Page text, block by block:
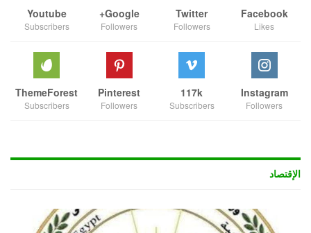
Facebook
Likes
Twitter
Followers
Google+
Followers
Youtube
Subscribers
Instagram
Followers
117k
Subscribers
Pinterest
Followers
ThemeForest
Subscribers
الإقتصاد